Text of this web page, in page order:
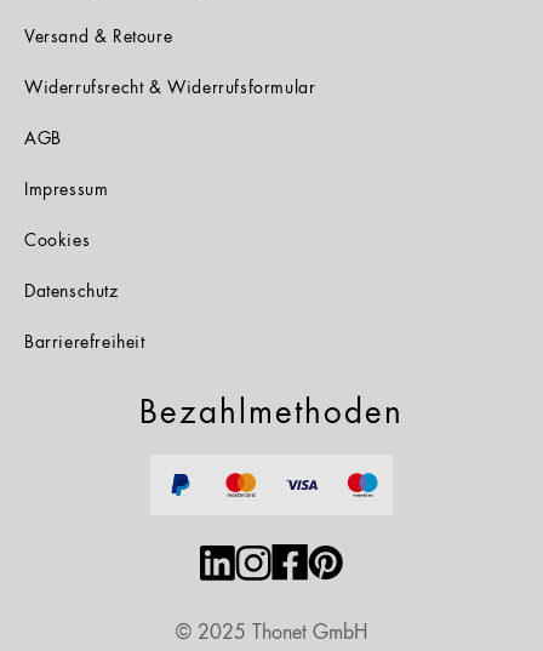
Versand & Retoure
Widerrufsrecht & Widerrufsformular
AGB
Impressum
Cookies
Datenschutz
Barrierefreiheit
Bezahlmethoden
© 2025 Thonet GmbH